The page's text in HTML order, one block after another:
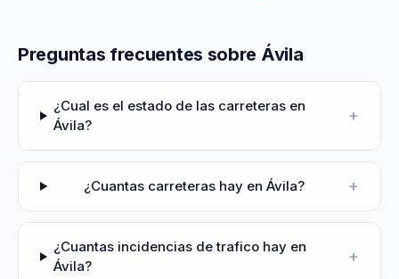
Preguntas frecuentes sobre Ávila
¿Cual es el estado de las carreteras en
Ávila?
+
¿Cuantas carreteras hay en Ávila? +
¿Cuantas incidencias de trafico hay en
Ávila?
+